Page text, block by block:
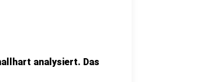
analysiert. Das